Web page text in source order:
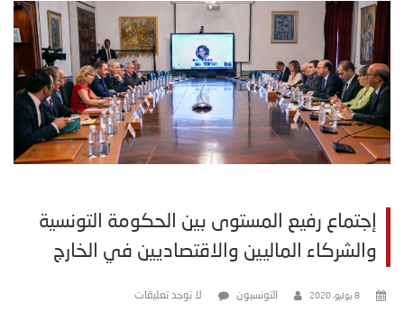
إجتماع رفيع المستوى بين الحكومة التونسية
والشركاء الماليين والاقتصاديين في الخارج
8 يوليو، 2020 التونسيون لا توجد تعليقات